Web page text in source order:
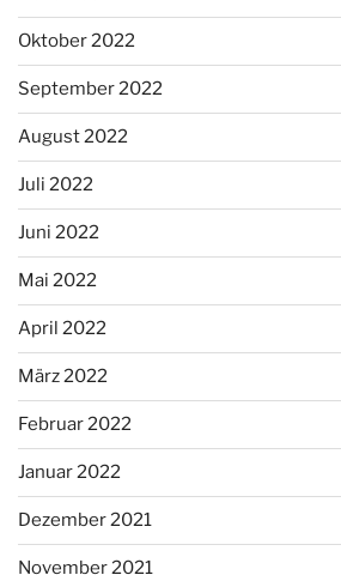
Oktober 2022
September 2022
August 2022
Juli 2022
Juni 2022
Mai 2022
April 2022
März 2022
Februar 2022
Januar 2022
Dezember 2021
November 2021